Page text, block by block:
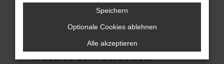
verhindern. Funktioniert die Seite
in einem anderen Browser oder
Starte dein Gerät neu.
Speichern
Optionale Cookies ablehnen
Alle akzeptieren